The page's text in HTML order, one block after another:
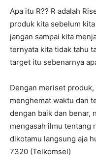
Apa itu R?? R adalah
produk kita sebelum
jangan sampai kita
ternyata kita tidak tahu
target itu sebenarnya
Dengan meriset produk,
menghemat waktu dan
dengan baik dan benar,
mengasah ilmu tentang
dikotamu langsung aja
7320 (Telkomsel)